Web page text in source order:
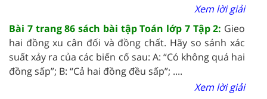
Xem lời giải
Bài 7 trang 86 sách bài tập Toán lớp 7 Tập 2: Gieo
hai đồng xu cân đối và đồng chất. Hãy so sánh xác
suất xảy ra của các biến cố sau: A: “Có không quá hai
đồng sấp”; B: “Cả hai đồng đều sấp”; ....
Xem lời giải